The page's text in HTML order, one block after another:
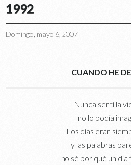
1992
Domingo, mayo 6, 2007
CUANDO HE
Nunca sentí la
no lo podía
Los días eran
y las palabras
no sé por qué un día